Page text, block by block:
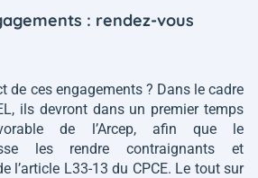
: rendez-vous
de ces engagements ? Dans le cadre
ils devront dans un premier temps
de l’Arcep, afin que le
les rendre contraignants et
l’article L33-13 du CPCE. Le tout sur